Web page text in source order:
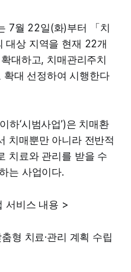
7월 22일(화)부터 「치
대상 지역을 현재 22개
대하고, 치매관리주치
대 선정하여 시행한다
하‘시범사업’)은 치매환
치매뿐만 아니라 전반적
치료와 관리를 받을 수
는 사업이다.
서비스 내용 >
형 치료·관리 계획 수립